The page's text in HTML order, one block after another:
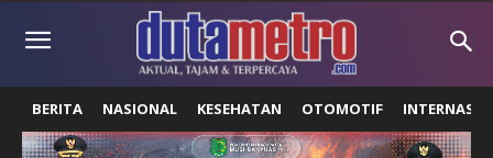
BERITA NASIONAL KESEHATAN OTOMOTIF